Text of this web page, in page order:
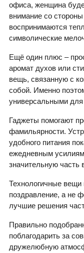
офиса, женщина
внимание со
воспринимаются
символические
Ещё один плюс –
аромат духов или
вещь, связанную с
собой. Именно
универсальными для
Гаджеты помогают
фамильярности.
удобного питания
ежедневным
значительную часть
Технологичные вещи
поздравление, а не
лучшие решения
Правильно
поблагодарить за
дружелюбную